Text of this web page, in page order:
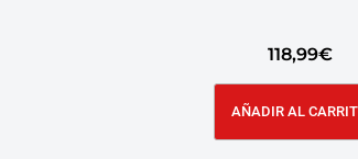
118,99€
AÑADIR AL